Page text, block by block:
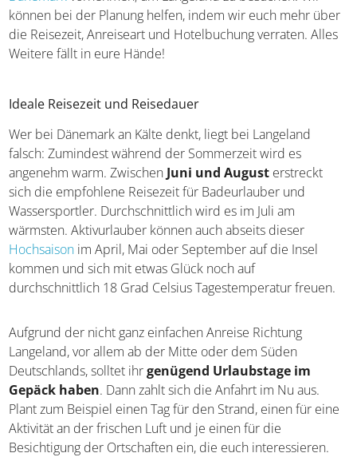
können bei der Planung helfen, indem wir euch mehr über
die Reisezeit, Anreiseart und Hotelbuchung verraten. Alles
Weitere fällt in eure Hände!
Ideale Reisezeit und Reisedauer
Wer bei Dänemark an Kälte denkt, liegt bei Langeland
falsch: Zumindest während der Sommerzeit wird es
angenehm warm. Zwischen Juni und August erstreckt
sich die empfohlene Reisezeit für Badeurlauber und
Wassersportler. Durchschnittlich wird es im Juli am
wärmsten. Aktivurlauber können auch abseits dieser
Hochsaison im April, Mai oder September auf die Insel
kommen und sich mit etwas Glück noch auf
durchschnittlich 18 Grad Celsius Tagestemperatur freuen.
Aufgrund der nicht ganz einfachen Anreise Richtung
Langeland, vor allem ab der Mitte oder dem Süden
Deutschlands, solltet ihrgenügend Urlaubstage im
Gepäck haben. Dann zahlt sich die Anfahrt im Nu aus.
Plant zum Beispiel einen Tag für den Strand, einen für eine
Aktivität an der frischen Luft und je einen für die
Besichtigung der Ortschaften ein, die euch interessieren.